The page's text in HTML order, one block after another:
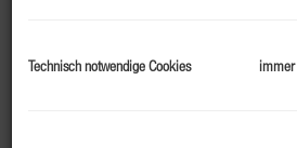
Zellermoos, 930m²,
0,5 GFZ
Technisch notwendige Cookies